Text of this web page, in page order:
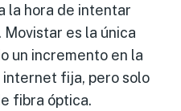
la hora de intentar
es la única
un incremento en la
fija, pero solo
fibra óptica.